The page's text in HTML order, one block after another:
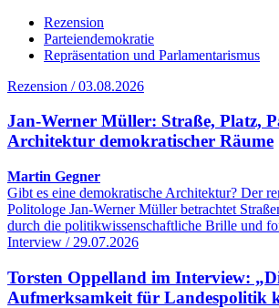
Rezension
Parteiendemokratie
Repräsentation und Parlamentarismus
Rezension / 03.08.2026
Jan-Werner Müller: Straße, Platz,
Architektur demokratischer Räume
Martin Gegner
Gibt es eine demokratische Architektur? Der
Politologe Jan-Werner Müller betrachtet
durch die politikwissenschaftliche Brille und
Interview / 29.07.2026
Torsten Oppelland im Interview:
Aufmerksamkeit für Landespolitik